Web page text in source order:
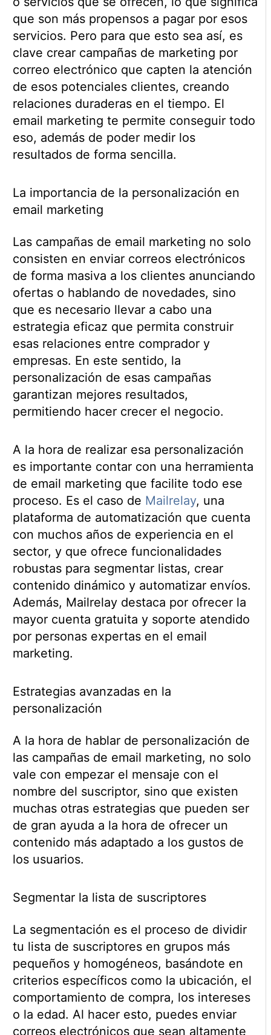
que son más propensos a pagar por esos
servicios. Pero para que esto sea así, es
clave crear campañas de marketing por
correo electrónico que capten la atención
de esos potenciales clientes, creando
relaciones duraderas en el tiempo. El
email marketing te permite conseguir todo
eso, además de poder medir los
resultados de forma sencilla.
La importancia de la personalización en
email marketing
Las campañas de email marketing no solo
consisten en enviar correos electrónicos
de forma masiva a los clientes anunciando
ofertas o hablando de novedades, sino
que es necesario llevar a cabo una
estrategia eficaz que permita construir
esas relaciones entre comprador y
empresas. En este sentido, la
personalización de esas campañas
garantizan mejores resultados,
permitiendo hacer crecer el negocio.
A la hora de realizar esa personalización
es importante contar con una herramienta
de email marketing que facilite todo ese
proceso. Es el caso de Mailrelay, una
plataforma de automatización que cuenta
con muchos años de experiencia en el
sector, y que ofrece funcionalidades
robustas para segmentar listas, crear
contenido dinámico y automatizar envíos.
Además, Mailrelay destaca por ofrecer la
mayor cuenta gratuita y soporte atendido
por personas expertas en el email
marketing.
Estrategias avanzadas en la
personalización
A la hora de hablar de personalización de
las campañas de email marketing, no solo
vale con empezar el mensaje con el
nombre del suscriptor, sino que existen
muchas otras estrategias que pueden ser
de gran ayuda a la hora de ofrecer un
contenido más adaptado a los gustos de
los usuarios.
Segmentar la lista de suscriptores
La segmentación es el proceso de dividir
tu lista de suscriptores en grupos más
pequeños y homogéneos, basándote en
criterios específicos como la ubicación, el
comportamiento de compra, los intereses
o la edad. Al hacer esto, puedes enviar
correos electrónicos que sean altamente